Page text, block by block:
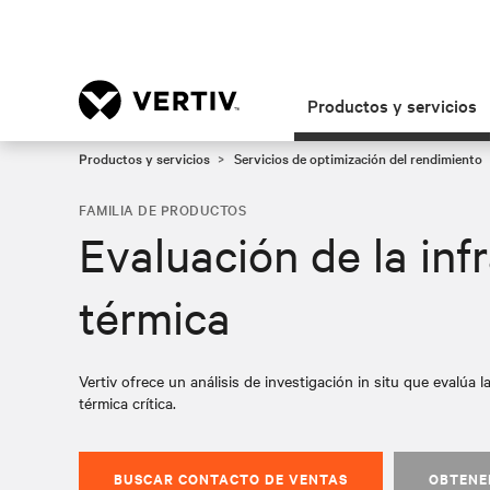
Productos y servicios
Productos y servicios Servicios de optimización del rendimiento
FAMILIA DE PRODUCTOS
Evaluación de la
térmica
Vertiv ofrece un análisis de investigación in situ que evalúa
térmica crítica.
BUSCAR CONTACTO DE VENTAS